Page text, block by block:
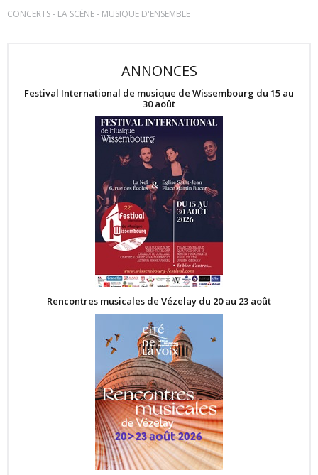
CONCERTS- LA SCÈNE- MUSIQUE D'ENSEMBLE
ANNONCES
Festival International de musique de Wissembourg du 15 au
30 août
Rencontres musicales de Vézelay du 20 au 23 août